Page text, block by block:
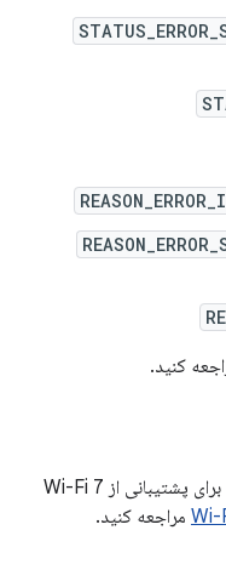
کنید.
اندروید ۱۴ ویژگی‌ها و بهبودهای جدیدی را برای پشتیبانی از Wi-Fi 7
مراجعه کنید.